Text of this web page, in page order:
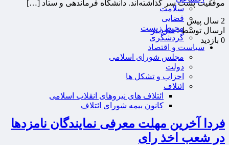
سلامت
قضایی
محیط زیست
گردشگری
سیاست و اقتصاد
مجلس شورای اسلامی
دولت
احزاب و تشکل ها
ائتلاف
ائتلاف های نیروهای انقلاب اسلامی
کانون بیمه شورای ائتلاف
موفقیت پشت سر گذاشته‌اند. دانشگاه فرماندهی و ستاد […]
2 سال پيش
ارسال توسط :سردبیر
0 بازدید
فردا آخرین مهلت معرفی نمایندگان نامزدها
در شعب اخذ رای